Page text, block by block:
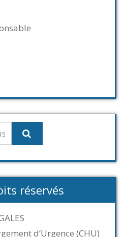
réservés
d’Urgence (CHU)